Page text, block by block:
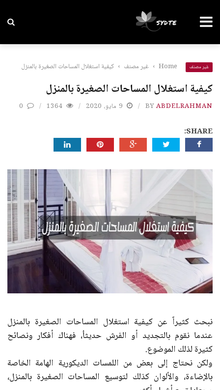
غير مصنف Home
› غير مصنف › كيفية استغلال المساحات الصغيرة بالمنزل
كيفية استغلال المساحات الصغيرة بالمنزل
BYABDELRAHMAN 9 مايو، 2020 1364
0
SHARE:
نبحث كثيراً عن كيفية استغلال المساحات الصغيرة بالمنزل
عندما نقوم بالتجديد أو الفرش حديثاُ، فهناك أفكار ونصائح
كثيرة لذلك الموضوع.
ولكن نحتاج إلى بعض من اللمسات الديكورية الهامة الخاصة
بالإضاءة، والألوان كذلك لتوسيع المساحات الصغيرة بالمنزل،